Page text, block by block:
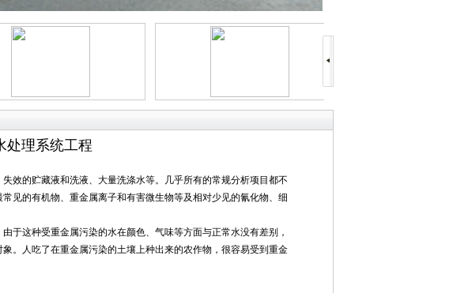
处理系统工程
效的贮藏液和洗液、大量洗涤水等。几乎所有的常规分析项目都不
见的有机物、重金属离子和有害微生物等及相对少见的氰化物、细
于这种受重金属污染的水在颜色、气味等方面与正常水没有差别，
。人吃了在重金属污染的土壤上种出来的农作物，很容易受到重金